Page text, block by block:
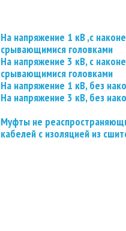
На напряжение 1 кВ ,с
срывающимися головками
На напряжение 3 кВ, с
срывающимися головками
На напряжение 1 кВ, без
На напряжение 3 кВ, без
Муфты не
кабелей с изоляцией из